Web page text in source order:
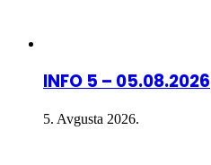
INFO 5 – 05.08.2026
5. Avgusta 2026.